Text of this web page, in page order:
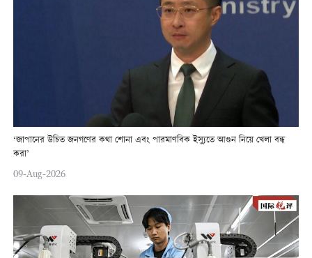
‘জাপানের উচিত জনগণের কথা শোনা এবং পারমাণবিক ইস্যুতে আগুন নিয়ে খেলা বন্ধ
করা’
09-Aug-2026